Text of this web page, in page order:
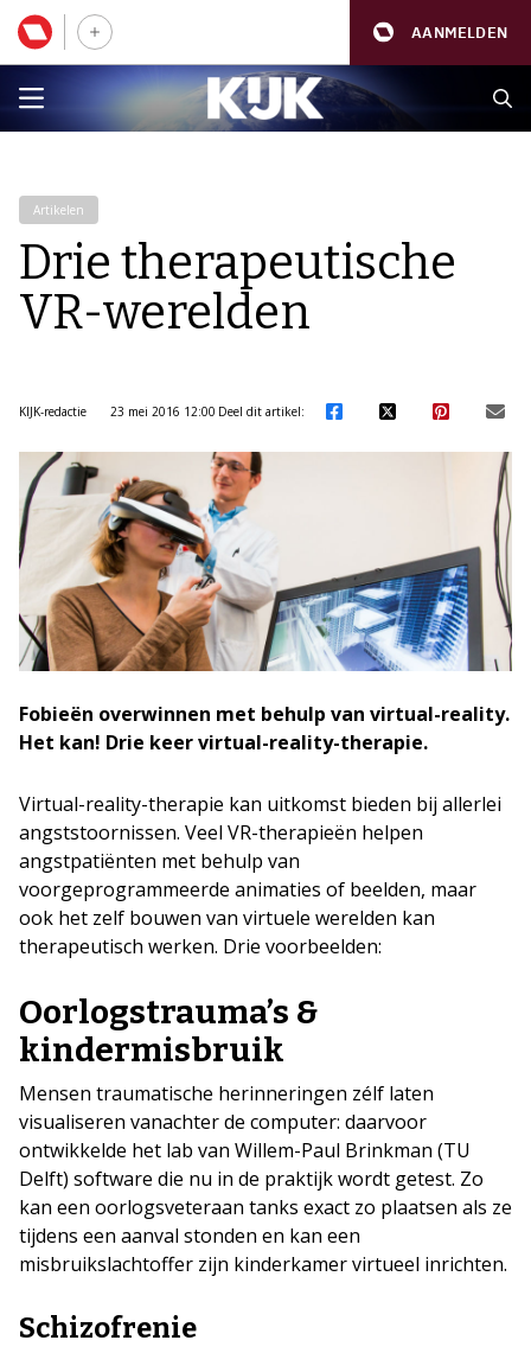
AANMELDEN
Artikelen
Drie therapeutische
VR-werelden
KIJK-redactie 23 mei 2016 12:00 Deel dit artikel:
Fobieën overwinnen met behulp van virtual-reality.
Het kan! Drie keer virtual-reality-therapie.
Virtual-reality-therapie kan uitkomst bieden bij allerlei
angststoornissen. Veel VR-therapieën helpen
angstpatiënten met behulp van
voorgeprogrammeerde animaties of beelden, maar
ook het zelf bouwen van virtuele werelden kan
therapeutisch werken. Drie voorbeelden:
Oorlogstrauma’s &
kindermisbruik
Mensen traumatische herinneringen zélf laten
visualiseren vanachter de computer: daarvoor
ontwikkelde het lab van Willem-Paul Brinkman (TU
Delft) software die nu in de praktijk wordt getest. Zo
kan een oorlogsveteraan tanks exact zo plaatsen als ze
tijdens een aanval stonden en kan een
misbruikslachtoffer zijn kinderkamer virtueel inrichten.
Schizofrenie